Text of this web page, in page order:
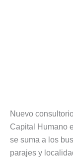
Nuevo
Capital Humano
se suma a los
parajes y